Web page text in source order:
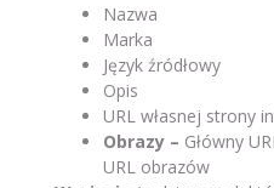
Nazwa
Marka
Język źródłowy
Opis
URL własnej strony
Obrazy – Główny
URL obrazów